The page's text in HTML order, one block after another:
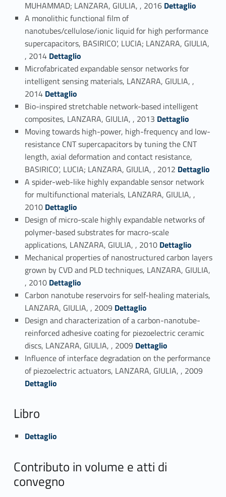
MUHAMMAD; LANZARA, GIULIA, , 2016 Dettaglio
A monolithic functional film of
nanotubes/cellulose/ionic liquid for high performance
supercapacitors, BASIRICO', LUCIA; LANZARA, GIULIA,
, 2014 Link identifier #identifier_person_6763-16
Dettaglio
Microfabricated expandable sensor networks for
intelligent sensing materials, LANZARA, GIULIA, ,
2014Link identifier #identifier_person_31487-17
Dettaglio
Bio-inspired stretchable network-based intelligent
composites, LANZARA, GIULIA, , 2013 Link identifier #identifier_person_136222-18
Dettaglio
Moving towards high-power, high-frequency and low-
resistance CNT supercapacitors by tuning the CNT
length, axial deformation and contact resistance,
BASIRICO', LUCIA; LANZARA, GIULIA, , 2012 Link identifier #identifier_person_127473-19
Dettaglio
A spider-web-like highly expandable sensor network
for multifunctional materials, LANZARA, GIULIA, ,
2010 Link identifier #identifier_person_41699-20
Dettaglio
Design of micro-scale highly expandable networks of
polymer-based substrates for macro-scale
applications, LANZARA, GIULIA, , 2010 Link identifier #identifier_person_134281-21
Dettaglio
Mechanical properties of nanostructured carbon layers
grown by CVD and PLD techniques, LANZARA, GIULIA,
, 2010 Link identifier #identifier_person_27587-22
Dettaglio
Carbon nanotube reservoirs for self-healing materials,
LANZARA, GIULIA, , 2009 Link identifier #identifier_person_117442-23
Dettaglio
Design and characterization of a carbon-nanotube-
reinforced adhesive coating for piezoelectric ceramic
discs, LANZARA, GIULIA, , 2009Link identifier #identifier_person_63594-24Dettaglio
Influence of interface degradation on the performance
of piezoelectric actuators, LANZARA, GIULIA, , 2009
Dettaglio
Libro
Link identifier #identifier_person_5339-26
Dettaglio
Contributo in volume e atti di
convegno